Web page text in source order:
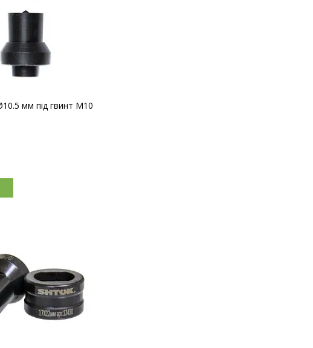
мм під гвинт М10